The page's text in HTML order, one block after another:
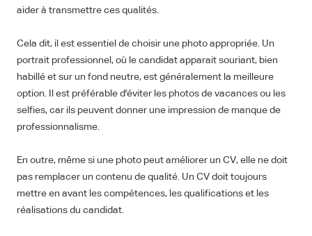
aider à transmettre ces qualités.
Cela dit, il est essentiel de choisir une photo appropriée. Un
portrait professionnel, où le candidat apparait souriant, bien
habillé et sur un fond neutre, est généralement la meilleure
option. Il est préférable d'éviter les photos de vacances ou les
selfies, car ils peuvent donner une impression de manque de
professionnalisme.
En outre, même si une photo peut améliorer un CV, elle ne doit
pas remplacer un contenu de qualité. Un CV doit toujours
mettre en avant les compétences, les qualifications et les
réalisations du candidat.